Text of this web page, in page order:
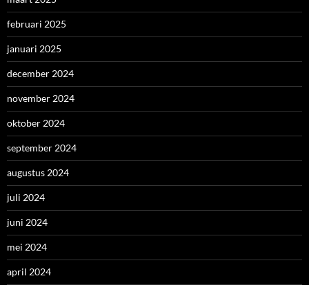
februari 2025
januari 2025
december 2024
november 2024
oktober 2024
september 2024
augustus 2024
juli 2024
juni 2024
mei 2024
april 2024